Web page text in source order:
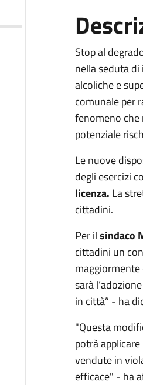
Stop al
nella seduta
alcoliche e
comunale per
fenomeno che
potenziale
Le nuove
degli esercizi
licenza. La
cittadini.
Per ilsindaco
cittadini un
maggiormente
sarà
in città” - ha
"Questa
potrà
vendute in
efficace" - ha